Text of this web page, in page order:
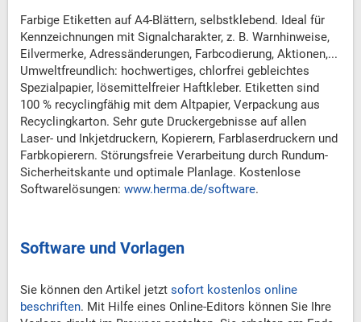
Farbige Etiketten auf A4-Blättern, selbstklebend. Ideal für
Kennzeichnungen mit Signalcharakter, z. B. Warnhinweise,
Eilvermerke, Adressänderungen, Farbcodierung, Aktionen,...
Umweltfreundlich: hochwertiges, chlorfrei gebleichtes
Spezialpapier, lösemittelfreier Haftkleber. Etiketten sind
100 % recyclingfähig mit dem Altpapier, Verpackung aus
Recyclingkarton. Sehr gute Druckergebnisse auf allen
Laser- und Inkjetdruckern, Kopierern, Farblaserdruckern und
Farbkopierern. Störungsfreie Verarbeitung durch Rundum-
Sicherheitskante und optimale Planlage. Kostenlose
Softwarelösungen: www.herma.de/software.
Software und Vorlagen
Sie können den Artikel jetzt sofort kostenlos online
beschriften. Mit Hilfe eines Online-Editors können Sie Ihre